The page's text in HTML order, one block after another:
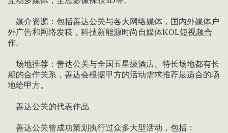
媒介资源：包括善达公关与各大网络媒体，国内外媒体户
外广告和网络发稿，科技新能源时尚自媒体KOL短视频合
作。
场地推荐：善达公关与全国五星级酒店、特长场地都有长
期的合作关系，善达会根据甲方的活动需求推荐最适合的场
地给甲方。
善达公关的代表作品
善达公关曾成功策划执行过众多大型活动，包括：